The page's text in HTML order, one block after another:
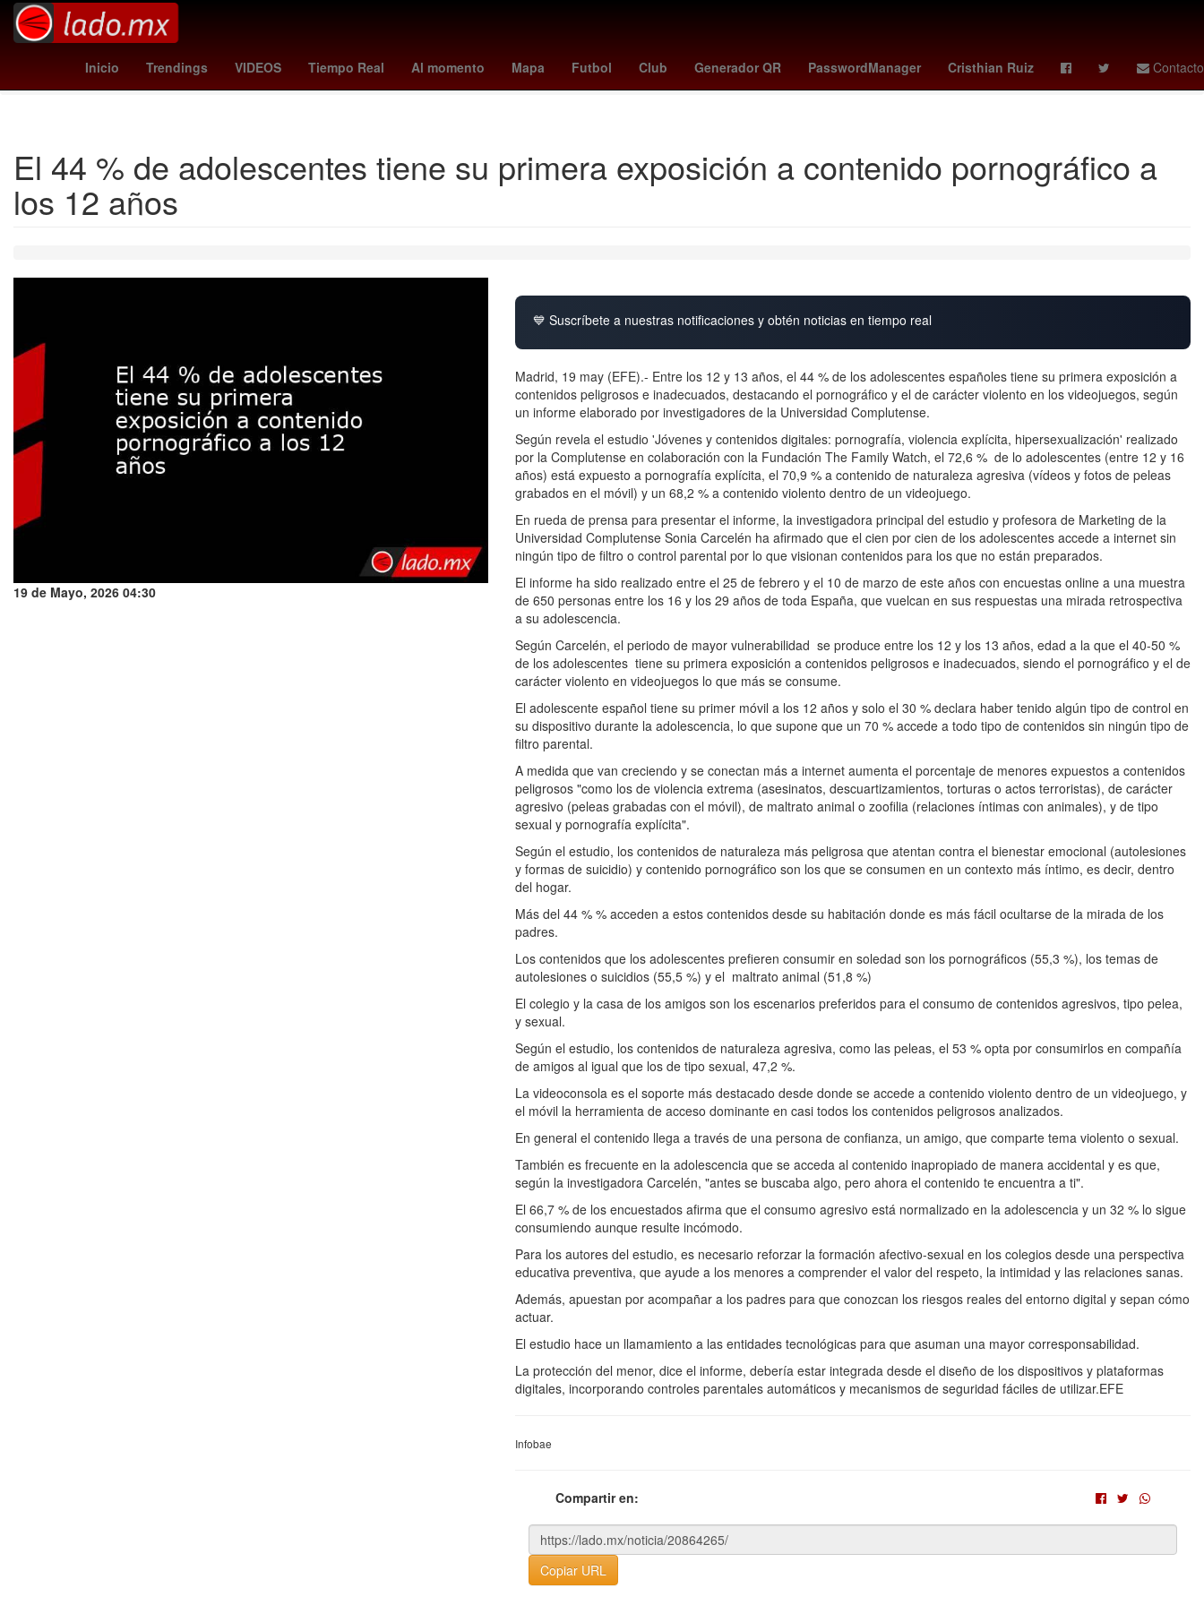
Inicio Trendings VIDEOS Tiempo Real Al momento Mapa Futbol Club Generador QR PasswordManager Cristhian Ruiz Contacto
Los Angeles Dodgers Fiesta de quince años Juan Román Riquelme Ciudad Victoria Heroica Matamoros Fiscalía General de Justicia del Estado de Zacatecas Catedral
Sergio Mattarella
El 44 % de adolescentes tiene su primera exposición a contenido pornográfico a
los 12 años
19 de Mayo, 2026 04:30
💙 Suscríbete a nuestras notificaciones y obtén noticias en tiempo real
Madrid, 19 may (EFE).- Entre los 12 y 13 años, el 44 % de los adolescentes españoles tiene su primera exposición a
contenidos peligrosos e inadecuados, destacando el pornográfico y el de carácter violento en los videojuegos, según
un informe elaborado por investigadores de la Universidad Complutense.
Según revela el estudio 'Jóvenes y contenidos digitales: pornografía, violencia explícita, hipersexualización' realizado
por la Complutense en colaboración con la Fundación The Family Watch, el 72,6 % de lo adolescentes (entre 12 y 16
años) está expuesto a pornografía explícita, el 70,9 % a contenido de naturaleza agresiva (vídeos y fotos de peleas
grabados en el móvil) y un 68,2 % a contenido violento dentro de un videojuego.
En rueda de prensa para presentar el informe, la investigadora principal del estudio y profesora de Marketing de la
Universidad Complutense Sonia Carcelén ha afirmado que el cien por cien de los adolescentes accede a internet sin
ningún tipo de filtro o control parental por lo que visionan contenidos para los que no están preparados.
El informe ha sido realizado entre el 25 de febrero y el 10 de marzo de este años con encuestas online a una muestra
de 650 personas entre los 16 y los 29 años de toda España, que vuelcan en sus respuestas una mirada retrospectiva
a su adolescencia.
Según Carcelén, el periodo de mayor vulnerabilidad se produce entre los 12 y los 13 años, edad a la que el 40-50 %
de los adolescentes tiene su primera exposición a contenidos peligrosos e inadecuados, siendo el pornográfico y el de
carácter violento en videojuegos lo que más se consume.
El adolescente español tiene su primer móvil a los 12 años y solo el 30 % declara haber tenido algún tipo de control en
su dispositivo durante la adolescencia, lo que supone que un 70 % accede a todo tipo de contenidos sin ningún tipo de
filtro parental.
A medida que van creciendo y se conectan más a internet aumenta el porcentaje de menores expuestos a contenidos
peligrosos "como los de violencia extrema (asesinatos, descuartizamientos, torturas o actos terroristas), de carácter
agresivo (peleas grabadas con el móvil), de maltrato animal o zoofilia (relaciones íntimas con animales), y de tipo
sexual y pornografía explícita".
Según el estudio, los contenidos de naturaleza más peligrosa que atentan contra el bienestar emocional (autolesiones
y formas de suicidio) y contenido pornográfico son los que se consumen en un contexto más íntimo, es decir, dentro
del hogar.
Más del 44 % % acceden a estos contenidos desde su habitación donde es más fácil ocultarse de la mirada de los
padres.
Los contenidos que los adolescentes prefieren consumir en soledad son los pornográficos (55,3 %), los temas de
autolesiones o suicidios (55,5 %) y el maltrato animal (51,8 %)
El colegio y la casa de los amigos son los escenarios preferidos para el consumo de contenidos agresivos, tipo pelea,
y sexual.
Según el estudio, los contenidos de naturaleza agresiva, como las peleas, el 53 % opta por consumirlos en compañía
de amigos al igual que los de tipo sexual, 47,2 %.
La videoconsola es el soporte más destacado desde donde se accede a contenido violento dentro de un videojuego, y
el móvil la herramienta de acceso dominante en casi todos los contenidos peligrosos analizados.
En general el contenido llega a través de una persona de confianza, un amigo, que comparte tema violento o sexual.
También es frecuente en la adolescencia que se acceda al contenido inapropiado de manera accidental y es que,
según la investigadora Carcelén, "antes se buscaba algo, pero ahora el contenido te encuentra a ti".
El 66,7 % de los encuestados afirma que el consumo agresivo está normalizado en la adolescencia y un 32 % lo sigue
consumiendo aunque resulte incómodo.
Para los autores del estudio, es necesario reforzar la formación afectivo-sexual en los colegios desde una perspectiva
educativa preventiva, que ayude a los menores a comprender el valor del respeto, la intimidad y las relaciones sanas.
Además, apuestan por acompañar a los padres para que conozcan los riesgos reales del entorno digital y sepan cómo
actuar.
El estudio hace un llamamiento a las entidades tecnológicas para que asuman una mayor corresponsabilidad.
La protección del menor, dice el informe, debería estar integrada desde el diseño de los dispositivos y plataformas
digitales, incorporando controles parentales automáticos y mecanismos de seguridad fáciles de utilizar.EFE
Infobae
Compartir en:
Copiar URL